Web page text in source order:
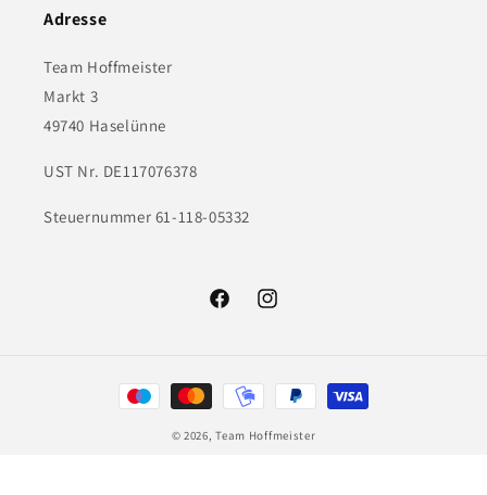
Adresse
Team Hoffmeister
Markt 3
49740 Haselünne
UST Nr. DE117076378
Steuernummer 61-118-05332
FacebookInstagram
Zahlungsmethoden
© 2026,Team Hoffmeister